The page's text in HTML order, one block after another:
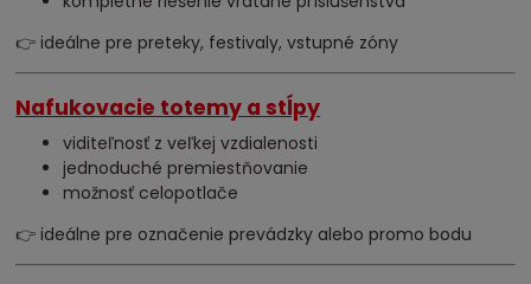
👉 ideálne pre preteky, festivaly, vstupné zóny
Nafukovacie totemy a stĺpy
viditeľnosť z veľkej vzdialenosti
jednoduché premiestňovanie
možnosť celopotlače
👉 ideálne pre označenie prevádzky alebo promo bodu